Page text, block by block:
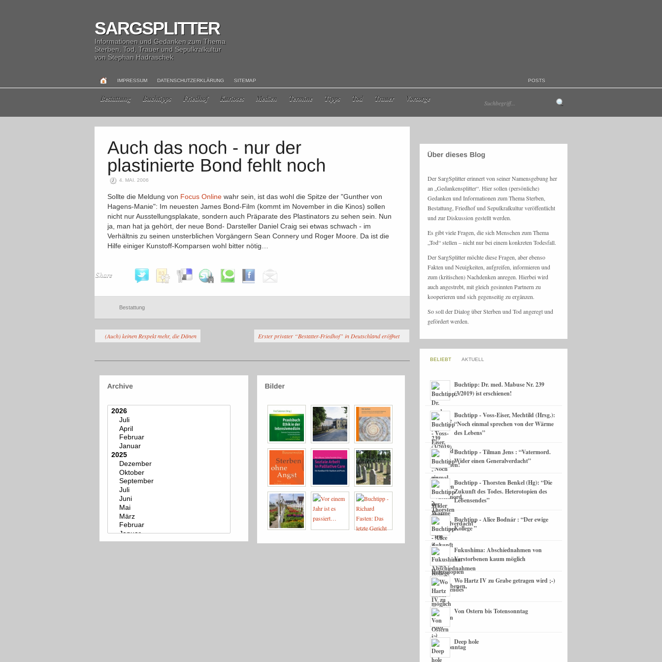
SARGSPLITTER
Informationen und Gedanken zum Thema
Sterben, Tod, Trauer und Sepulkralkultur
von Stephan Hadraschek
IMPRESSUM DATENSCHUTZERKLÄRUNG SITEMAP POSTS
Bestattung Buchtipps Friedhof Kurioses Medien Termine Tipps Tod Trauer Vorsorge
4. MAI. 2006
Sollte die Meldung von Focus Online wahr sein, ist das wohl die Spitze der "Gunther von
Hagens-Manie": Im neuesten James Bond-Film (kommt im November in die Kinos) sollen
nicht nur Ausstellungsplakate, sondern auch Präparate des Plastinators zu sehen sein. Nun
ja, man hat ja gehört, der neue Bond- Darsteller Daniel Craig sei etwas schwach - im
Verhältnis zu seinen unsterblichen Vorgängern Sean Connery und Roger Moore. Da ist die
Hilfe einiger Kunstoff-Komparsen wohl bitter nötig…
Share
Bestattung
(Auch) keinen Respekt mehr, die Dänen Erster privater “Bestatter-Friedhof” in Deutschland eröffnet
Der SargSplitter erinnert von seiner Namensgebung her
an „Gedankensplitter“. Hier sollen (persönliche)
Gedanken und Informationen zum Thema Sterben,
Bestattung, Friedhof und Sepulkralkultur veröffentlicht
und zur Diskussion gestellt werden.
Es gibt viele Fragen, die sich Menschen zum Thema
„Tod“ stellen – nicht nur bei einem konkreten Todesfall.
Der SargSplitter möchte diese Fragen, aber ebenso
Fakten und Neuigkeiten, aufgreifen, informieren und
zum (kritischen) Nachdenken anregen. Hierbei wird
auch angestrebt, mit gleich gesinnten Partnern zu
kooperieren und sich gegenseitig zu ergänzen.
So soll der Dialog über Sterben und Tod angeregt und
gefördert werden.
BELIEBT AKTUELL
Buchtipp: Dr. med. Mabuse Nr. 239
(3/2019) ist erschienen!
Buchtipp - Voss-Eiser, Mechtild (Hrsg.):
“Noch einmal sprechen von der Wärme
des Lebens”
Buchtipp - Tilman Jens : “Vatermord.
Wider einen Generalverdacht”
Buchtipp - Thorsten Benkel (Hg): “Die
Zukunft des Todes. Heterotopien des
Lebensendes”
Buchtipp - Alice Bodnár : “Der ewige
Kollege ”
Fukushima: Abschiednahmen von
Verstorbenen kaum möglich
Wo Hartz IV zu Grabe getragen wird ;-)
Von Ostern bis Totensonntag
Deep hole